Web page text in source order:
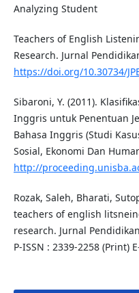
Analyzing Student
Teachers of English
Research. Jurnal
https://doi.org/10.30734/
Sibaroni, Y. (2011).
Inggris untuk Penentuan
Bahasa Inggris (Studi
Sosial, Ekonomi Dan
http://
Rozak, Saleh, Bharati,
teachers of english
research. Jurnal
P-ISSN : 2339-2258 (Print)